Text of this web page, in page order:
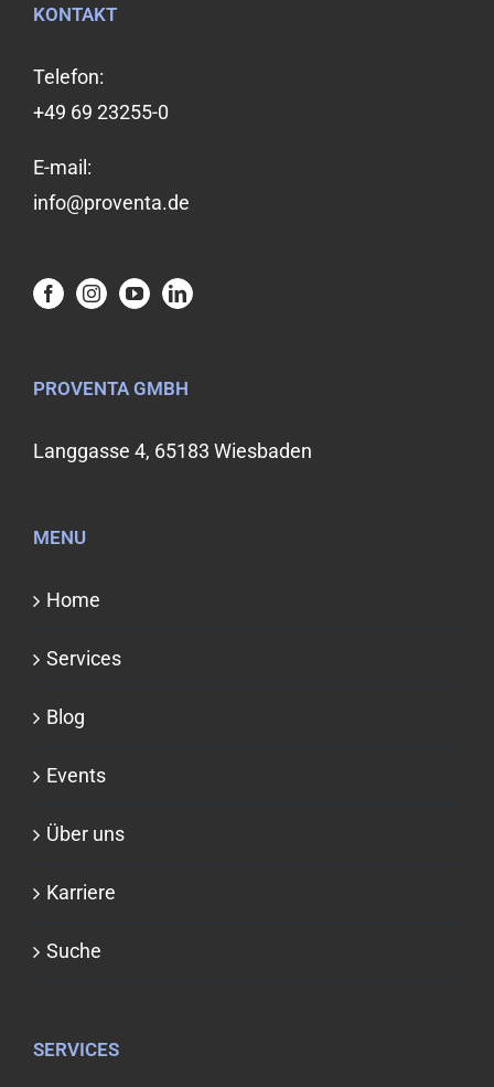
KONTAKT
Telefon:
+49 69 23255-0
E-mail:
info@proventa.de
PROVENTA GMBH
Langgasse 4, 65183 Wiesbaden
MENU
Home
Services
Blog
Events
Über uns
Karriere
Suche
SERVICES